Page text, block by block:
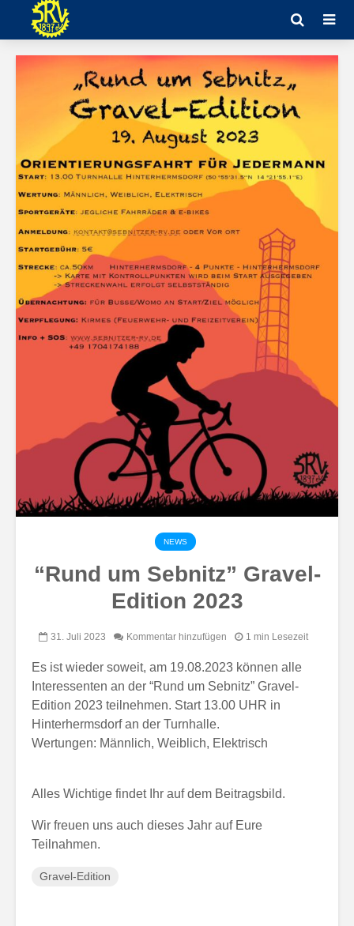
NEWS
“Rund um Sebnitz” Gravel-
Edition 2023
31. Juli 2023 Kommentar hinzufügen 1 min Lesezeit
Es ist wieder soweit, am 19.08.2023 können alle
Interessenten an der “Rund um Sebnitz” Gravel-
Edition 2023 teilnehmen. Start 13.00 UHR in
Hinterhermsdorf an der Turnhalle.
Wertungen: Männlich, Weiblich, Elektrisch
Alles Wichtige findet Ihr auf dem Beitragsbild.
Wir freuen uns auch dieses Jahr auf Eure
Teilnahmen.
Gravel-Edition